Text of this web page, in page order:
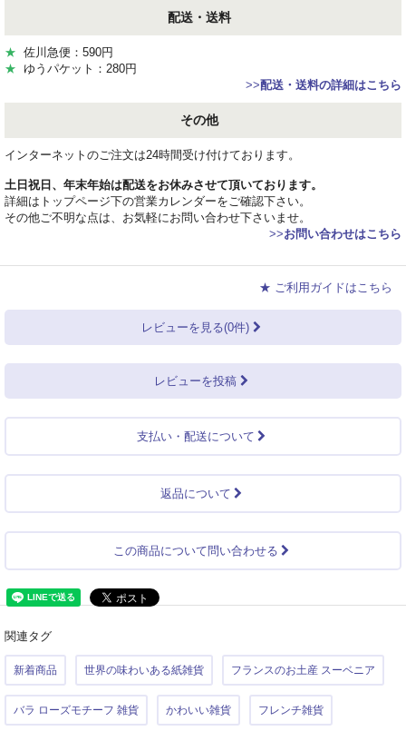
配送・送料
★ 佐川急便：590円
★ ゆうパケット：280円
>>配送・送料の詳細はこちら
その他
インターネットのご注文は24時間受け付けております。
土日祝日、年末年始は配送をお休みさせて頂いております。
詳細はトップページ下の営業カレンダーをご確認下さい。
その他ご不明な点は、お気軽にお問い合わせ下さいませ。
>>お問い合わせはこちら
★ ご利用ガイドはこちら
レビューを見る(0件)
レビューを投稿
支払い・配送について
返品について
この商品について問い合わせる
関連タグ
新着商品 世界の味わいある紙雑貨 フランスのお土産 スーベニア
バラ ローズモチーフ 雑貨 かわいい雑貨 フレンチ雑貨